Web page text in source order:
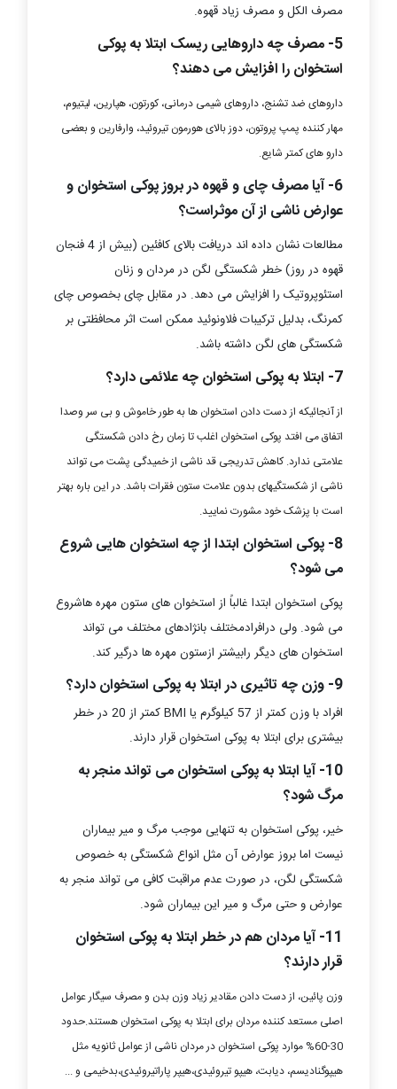
مصرف الکل و مصرف زیاد قهوه.
5- مصرف چه داروهایی ریسک ابتلا به پوکی
استخوان را افزایش می دهند؟
داروهای ضد تشنج، داروهای شیمی درمانی، کورتون، هپارین، لیتیوم،
مهار کننده پمپ پروتون، دوز بالای هورمون تیروئید، وارفارین و بعضی
دارو های کمتر شایع.
6- آیا مصرف چای و قهوه در بروز پوکی استخوان و
عوارض ناشی از آن موثراست؟
مطالعات نشان داده اند دریافت بالای کافئین (بیش از 4 فنجان
قهوه در روز) خطر شکستگی لگن در مردان و زنان
استئوپروتیک را افزایش می دهد. در مقابل چای بخصوص چای
کمرنگ، بدلیل ترکیبات فلاونوئید ممکن است اثر محافظتی بر
شکستگی های لگن داشته باشد.
از آنجائیکه از دست دادن استخوان ها به طور خاموش و بی سر وصدا
اتفاق می افتد پوکی استخوان اغلب تا زمان رخ دادن شکستگی
علامتی ندارد. کاهش تدریجی قد ناشی از خمیدگی پشت می تواند
ناشی از شکستگیهای بدون علامت ستون فقرات باشد. در این باره بهتر
است با پزشک خود مشورت نمایید.
8- پوکی استخوان ابتدا از چه استخوان هایی شروع
می شود؟
پوکی استخوان ابتدا غالباً از استخوان های ستون مهره هاشروع
می شود. ولی درافرادمختلف بانژادهای مختلف می تواند
استخوان های دیگر رابیشتر ازستون مهره ها درگیر کند.
افراد با وزن کمتر از 57 کیلوگرم یا BMI کمتر از 20 در خطر
بیشتری برای ابتلا به پوکی استخوان قرار دارند.
10- آیا ابتلا به پوکی استخوان می تواند منجر به
مرگ شود؟
خیر، پوکی استخوان به تنهایی موجب مرگ و میر بیماران
نیست اما بروز عوارض آن مثل انواع شکستگی به خصوص
شکستگی لگن، در صورت عدم مراقبت کافی می تواند منجر به
عوارض و حتی مرگ و میر این بیماران شود.
11- آیا مردان هم در خطر ابتلا به پوکی استخوان
قرار دارند؟
وزن پائین، از دست دادن مقادیر زیاد وزن بدن و مصرف سیگار عوامل
اصلی مستعد کننده مردان برای ابتلا به پوکی استخوان هستند.حدود
30-60% موارد پوکی استخوان در مردان ناشی از عوامل ثانویه مثل
هیپوگنادیسم، دیابت، هیپو تیروئیدی،هیپر پاراتیروئیدی،بدخیمی و ...